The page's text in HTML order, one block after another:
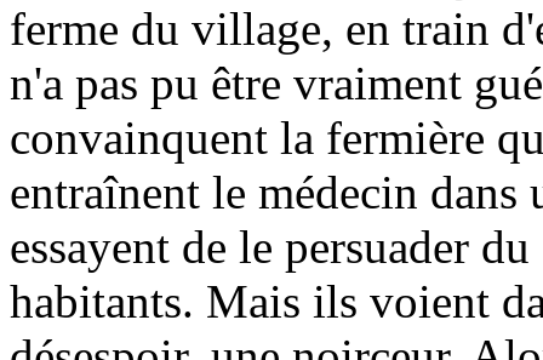
ferme du village, en train
n'a pas pu être vraiment
convainquent la fermière
entraînent le médecin
essayent de le persuader
habitants. Mais ils voient